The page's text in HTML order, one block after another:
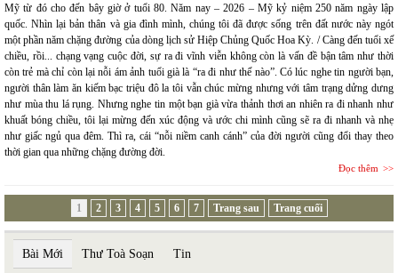
Mỹ từ đó cho đến bây giờ ở tuổi 80. Năm nay – 2026 – Mỹ kỷ niệm 250 năm ngày lập
quốc. Nhìn lại bản thân và gia đình mình, chúng tôi đã được sống trên đất nước này ngót
một phần năm chặng đường của dòng lịch sử Hiệp Chủng Quốc Hoa Kỳ. / Càng đến tuổi xế
chiều, rồi... chạng vạng cuộc đời, sự ra đi vĩnh viễn không còn là vấn đề bận tâm như thời
còn trẻ mà chỉ còn lại nỗi ám ảnh tuổi già là “ra đi như thế nào”. Có lúc nghe tin người bạn,
người thân làm ăn kiếm bạc triệu đô la tôi vẫn chúc mừng nhưng với tâm trạng dửng dưng
như mùa thu lá rụng. Nhưng nghe tin một bạn già vừa thảnh thơi an nhiên ra đi nhanh như
khuất bóng chiều, tôi lại mừng đến xúc động và ước chi mình cũng sẽ ra đi nhanh và nhẹ
như giấc ngủ qua đêm. Thì ra, cái “nỗi niềm canh cánh” của đời người cũng đổi thay theo
thời gian qua những chặng đường đời.
Đọc thêm
1 2 3 4 5 6 7 Trang sau Trang cuối
Bài Mới Thư Toà Soạn Tin